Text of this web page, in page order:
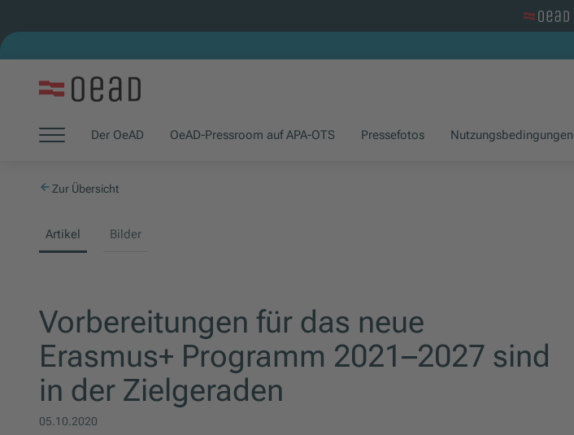
Der OeAD
(Öffnet in neuem Fenster)OeAD-Pressroom auf APA-OTS
(Öffnet in neuem Fenster) Pressefotos Nutzungsbedingungen
Zur Übersicht
Artikel Bilder
Vorbereitungen für das neue
Erasmus+ Programm 2021–2027 sind
in der Zielgeraden
05.10.2020